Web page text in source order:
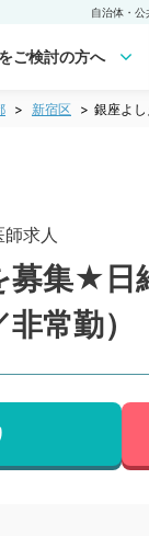
自治体・
ご検討の方へ
新宿区 銀座よ
求人
募集★
常勤）